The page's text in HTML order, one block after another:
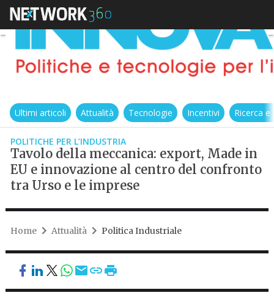
Ultimi articoli Attualità Tecnologie Incentivi Ricerca
POLITICHE PER L’INDUSTRIA
Tavolo della meccanica: export, Made in
EU e innovazione al centro del confronto
tra Urso e le imprese
Home Attualità Politica Industriale